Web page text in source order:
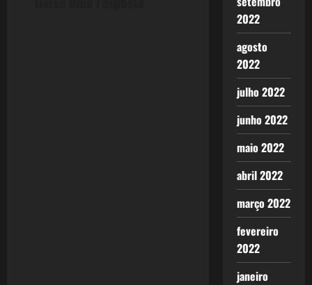
2022
agosto
2022
julho 2022
junho 2022
maio 2022
abril 2022
março 2022
fevereiro
2022
janeiro